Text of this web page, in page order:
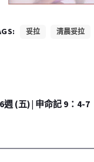
妥拉 清晨妥拉
週 (五) | 申命記 9：4-7